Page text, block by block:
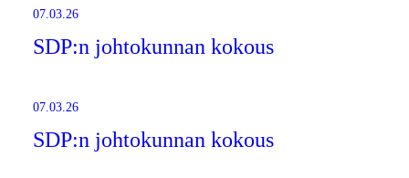
07.03.26
SDP:n johtokunnan kokous
07.03.26
SDP:n johtokunnan kokous